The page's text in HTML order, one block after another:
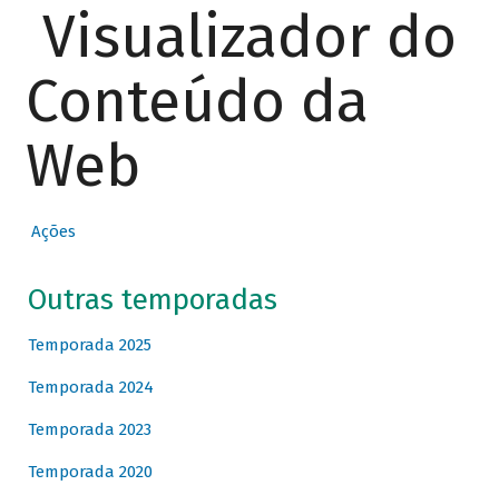
Visualizador do
Conteúdo da
Web
Ações
Outras temporadas
Temporada 2025
Temporada 2024
Temporada 2023
Temporada 2020